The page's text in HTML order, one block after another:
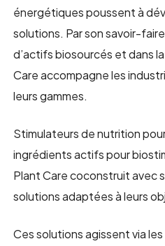
énergétiques poussent à
solutions. Par son savoir-
d’actifs biosourcés et dans
Care accompagne les
leurs gammes.
Stimulateurs de nutrition
ingrédients actifs pour
Plant Care coconstruit avec
solutions adaptées à leurs
Ces solutions agissent via